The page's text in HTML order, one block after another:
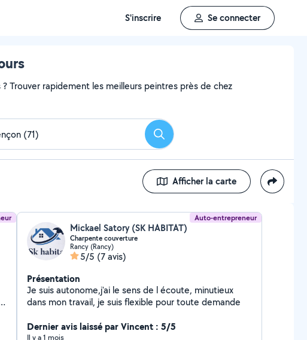
S'inscrire Se connecter
Trouver rapidement les meilleurs peintres près de chez
Rechercher
Afficher la carte
Auto-entrepreneur
Mickael Satory (SK HABITAT)
Charpente couverture
Rancy (Rancy)
5/5 (7 avis)
Présentation
Je suis autonome,j'ai le sens de l écoute, minutieux
dans mon travail, je suis flexible pour toute demande
Dernier avis laissé par Vincent : 5/5
Il y a 1 mois